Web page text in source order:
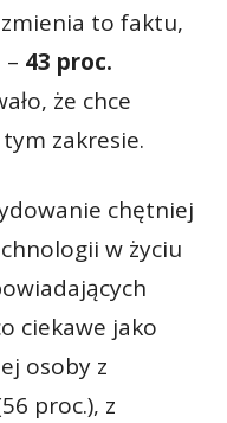
to faktu,
43 proc.
że chce
zakresie.
chętniej
w życiu
ciekawe jako
osoby z
proc.), z